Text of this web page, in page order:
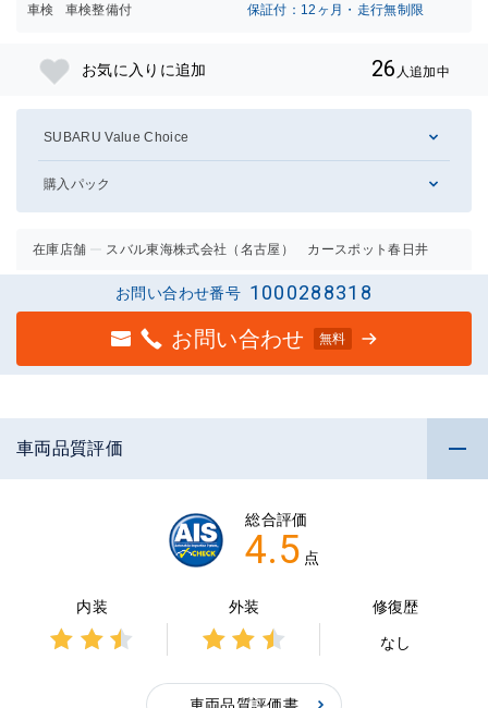
車検
車検整備付 保証付：12ヶ月・走行無制限
お気に入りに追加 26 人追加中
SUBARU Value Choice
購入パック
在庫店舗 スバル東海株式会社（名古屋） カースポット春日井
お問い合わせ番号 1000288318
お問い合わせ 無料
車両品質評価
総合評価
4.5 点
内装 外装
2.5点
修復歴
なし
車両品質評価書